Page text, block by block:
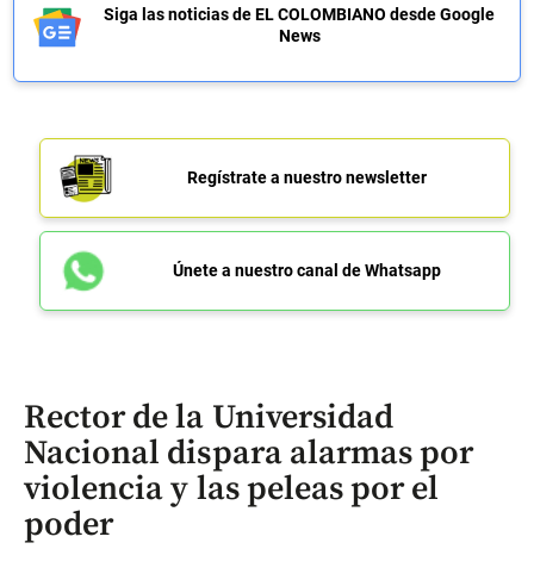
Siga las noticias de EL COLOMBIANO desde Google
News
Regístrate a nuestro newsletter
Únete a nuestro canal de Whatsapp
Rector de la Universidad
Nacional dispara alarmas por
violencia y las peleas por el
poder